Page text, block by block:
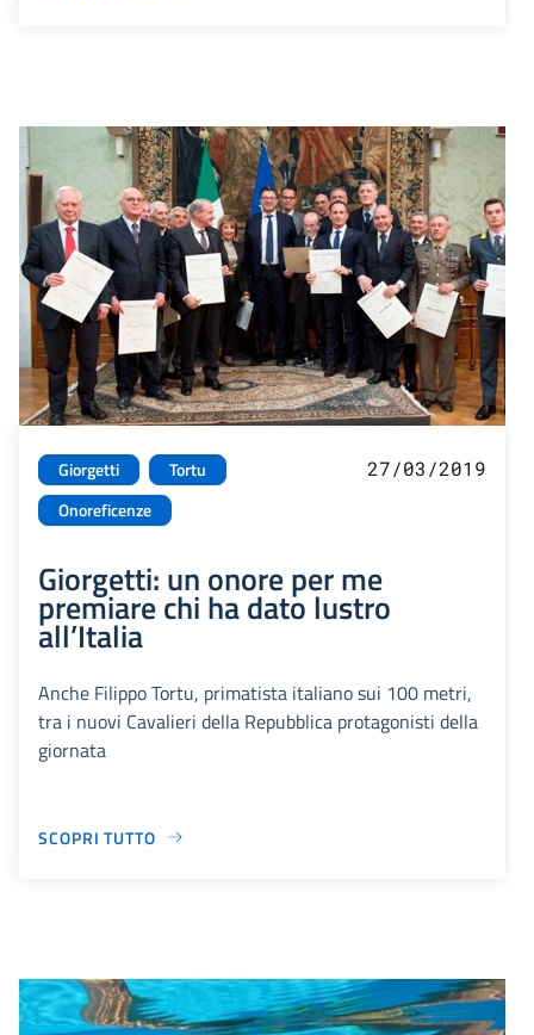
Giorgetti
Tortu
Onoreficenze
27/03/2019
Giorgetti: un onore per me
premiare chi ha dato lustro
all’Italia
Anche Filippo Tortu, primatista italiano sui 100 metri,
tra i nuovi Cavalieri della Repubblica protagonisti della
giornata
SCOPRI TUTTO